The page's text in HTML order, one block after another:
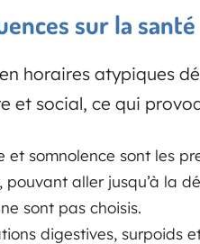
sur la santé
horaires atypiques
et social, ce qui
et somnolence sont les
pouvant aller jusqu’à la
sont pas choisis.
digestives, surpoids